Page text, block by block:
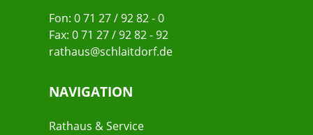
Fon: 0 71 27 / 92 82 - 0
Fax: 0 71 27 / 92 82 - 92
rathaus@schlaitdorf.de
NAVIGATION
Rathaus & Service